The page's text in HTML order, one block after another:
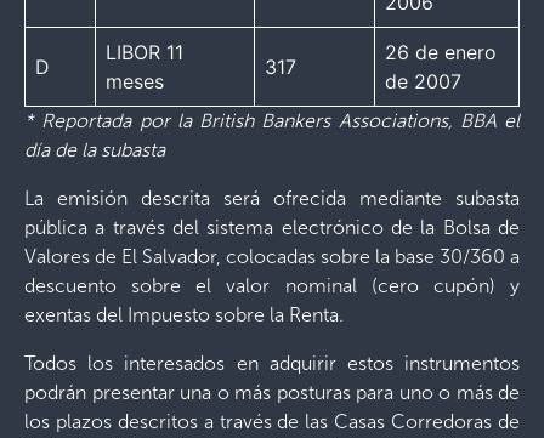
D
LIBOR 11
meses
317
26 de enero
de 2007
* Reportada por la British Bankers Associations, BBA el
día de la subasta
La emisión descrita será ofrecida mediante subasta
pública a través del sistema electrónico de la Bolsa de
Valores de El Salvador, colocadas sobre la base 30/360 a
descuento sobre el valor nominal (cero cupón) y
exentas del Impuesto sobre la Renta.
Todos los interesados en adquirir estos instrumentos
podrán presentar una o más posturas para uno o más de
los plazos descritos a través de las Casas Corredoras de